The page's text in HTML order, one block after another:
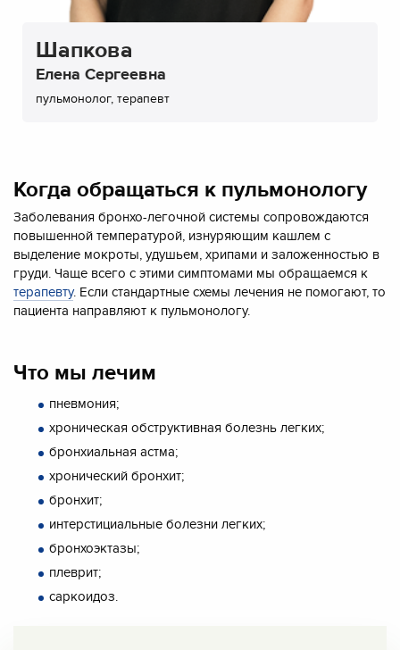
Шапкова
Елена Сергеевна
пульмонолог, терапевт
Когда обращаться к пульмонологу
Заболевания бронхо-легочной системы сопровождаются
повышенной температурой, изнуряющим кашлем с
выделение мокроты, удушьем, хрипами и заложенностью в
груди. Чаще всего с этими симптомами мы обращаемся к
терапевту. Если стандартные схемы лечения не помогают, то
пациента направляют к пульмонологу.
Что мы лечим
пневмония;
хроническая обструктивная болезнь легких;
бронхиальная астма;
хронический бронхит;
бронхит;
интерстициальные болезни легких;
бронхоэктазы;
плеврит;
саркоидоз.